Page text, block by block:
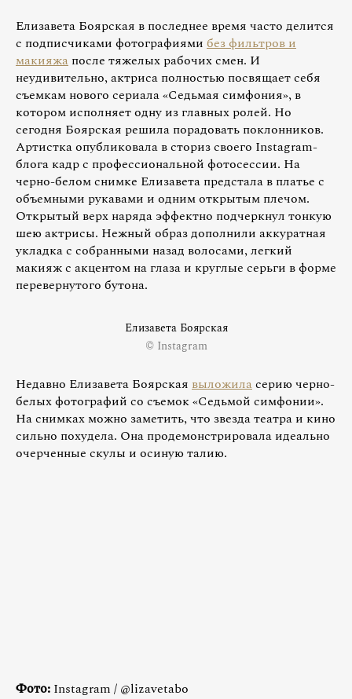
Елизавета Боярская в последнее время часто делится
с подписчиками фотографиями без фильтров и
макияжа после тяжелых рабочих смен. И
неудивительно, актриса полностью посвящает себя
съемкам нового сериала «Седьмая симфония», в
котором исполняет одну из главных ролей. Но
сегодня Боярская решила порадовать поклонников.
Артистка опубликовала в сториз своего Instagram-
блога кадр с профессиональной фотосессии. На
черно-белом снимке Елизавета предстала в платье с
объемными рукавами и одним открытым плечом.
Открытый верх наряда эффектно подчеркнул тонкую
шею актрисы. Нежный образ дополнили аккуратная
укладка с собранными назад волосами, легкий
макияж с акцентом на глаза и круглые серьги в форме
перевернутого бутона.
Елизавета Боярская
© Instagram
Недавно Елизавета Боярская выложиласерию черно-
белых фотографий со съемок «Седьмой симфонии».
На снимках можно заметить, что звезда театра и кино
сильно похудела. Она продемонстрировала идеально
очерченные скулы и осиную талию.
Фото: Instagram / @lizavetabo